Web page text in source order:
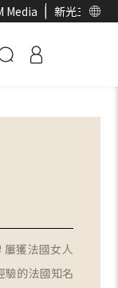
Media 新光三越官
獲法國女人
驗的法國知名